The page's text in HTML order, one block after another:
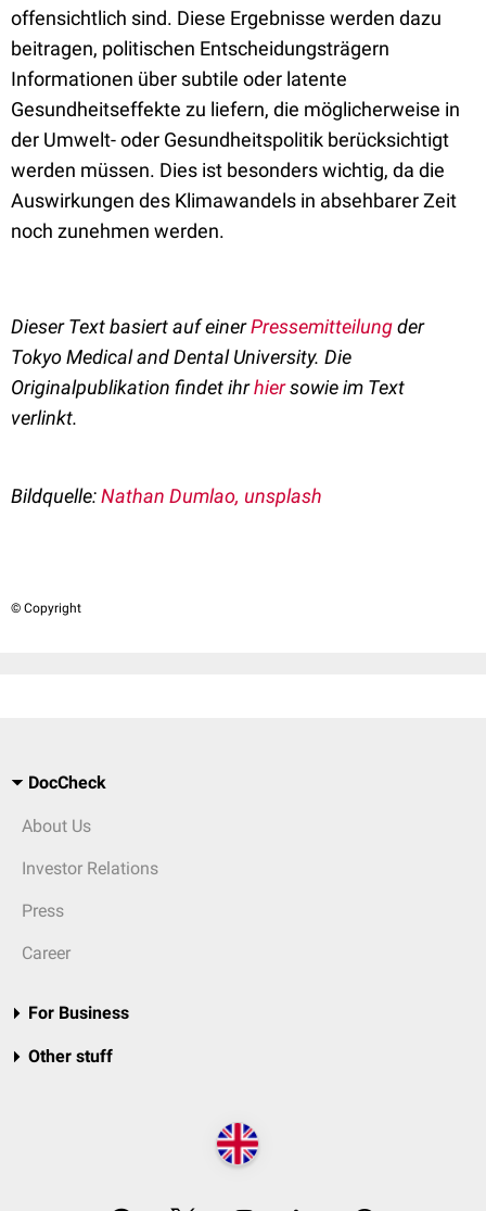
offensichtlich sind. Diese Ergebnisse werden dazu
beitragen, politischen Entscheidungsträgern
Informationen über subtile oder latente
Gesundheitseffekte zu liefern, die möglicherweise in
der Umwelt- oder Gesundheitspolitik berücksichtigt
werden müssen. Dies ist besonders wichtig, da die
Auswirkungen des Klimawandels in absehbarer Zeit
noch zunehmen werden.
Dieser Text basiert auf einerPressemitteilungder
Tokyo Medical and Dental University. Die
Originalpublikation findet ihrhiersowie im Text
verlinkt.
Bildquelle:Nathan Dumlao, unsplash
© Copyright
DocCheck
About Us
Investor Relations
Press
Career
For Business
Other stuff